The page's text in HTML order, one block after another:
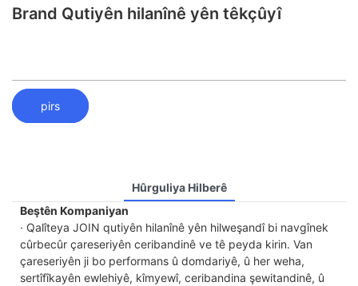
Brand Qutiyên hilanînê yên têkçûyî
pirs
Hûrguliya Hilberê
Beştên Kompaniyan
· Qalîteya JOIN qutiyên hilanînê yên hilweşandî bi navgînek
cûrbecûr çareseriyên ceribandinê ve tê peyda kirin. Van
çareseriyên ji bo performans û domdariyê, û her weha,
sertîfîkayên ewlehiyê, kîmyewî, ceribandina şewitandinê, û